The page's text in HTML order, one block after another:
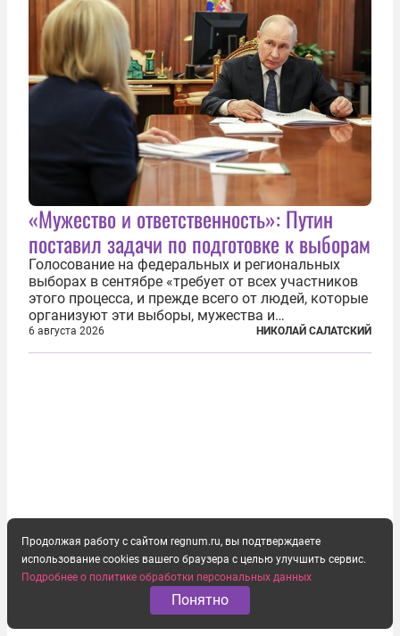
«Мужество и ответственность»: Путин
поставил задачи по подготовке к выборам
Голосование на федеральных и региональных
выборах в сентябре «требует от всех участников
этого процесса, и прежде всего от людей, которые
организуют эти выборы, мужества и
ответственного отношения к формированию
власти», — подчеркнул президент Владимир Путин
6 августа 2026 НИКОЛАЙ САЛАТСКИЙ
Продолжая работу с сайтом regnum.ru, вы подтверждаете
использование cookies вашего браузера с целью улучшить сервис.
Подробнее о политике обработки персональных данных
Понятно